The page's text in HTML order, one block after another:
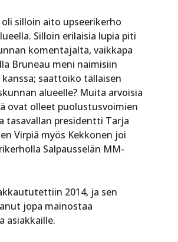
silloin aito upseerikerho
Silloin erilaisia lupia piti
komentajalta, vaikkapa
Bruneau meni naimisiin
saattoiko tällaisen
alueelle? Muita arvoisia
ovat olleet puolustusvoimien
tasavallan presidentti Tarja
Virpiä myös Kekkonen joi
Salpausselän MM-
2014, ja sen
jopa mainostaa
asiakkaille.